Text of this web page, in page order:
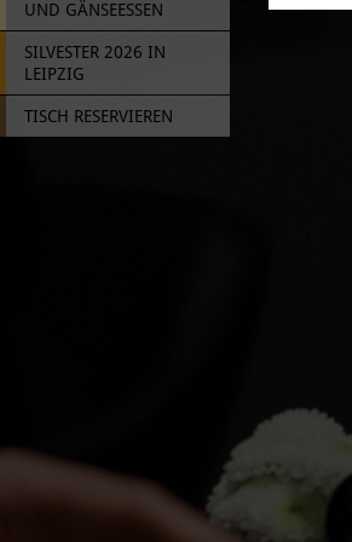
UND GÄNSEESSEN
SILVESTER 2026 IN
LEIPZIG
TISCH RESERVIEREN